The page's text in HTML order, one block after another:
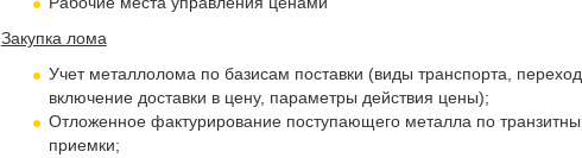
Закупка лома
Учет металлолома по базисам поставки (виды транспорта, переход
включение доставки в цену, параметры действия цены);
Отложенное фактурирование поступающего металла по
приемки;